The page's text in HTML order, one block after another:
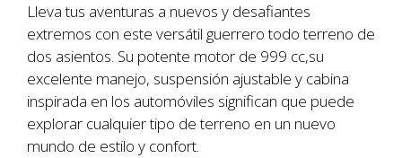
Lleva tus aventuras a nuevos y desafiantes
extremos con este versátil guerrero todo terreno de
dos asientos. Su potente motor de 999 cc,su
excelente manejo, suspensión ajustable y cabina
inspirada en los automóviles significan que puede
explorar cualquier tipo de terreno en un nuevo
mundo de estilo y confort.